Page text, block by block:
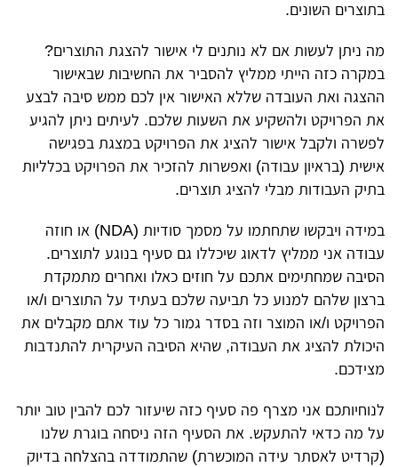
בתוצרים השונים.
מה ניתן לעשות אם לא נותנים לי אישור להצגת התוצרים?
במקרה כזה הייתי ממליץ להסביר את החשיבות שבאישור
ההצגה ואת העובדה שללא האישור אין לכם ממש סיבה לבצע
את הפרויקט ולהשקיע את השעות שלכם. לעיתים ניתן להגיע
לפשרה ולקבל אישור להציג את הפרויקט במצגת בפגישה
אישית (בראיון עבודה) ואפשרות להזכיר את הפרויקט בכלליות
בתיק העבודות מבלי להציג תוצרים.
במידה ויבקשו שתחתמו על מסמך סודיות (NDA) או חוזה
עבודה אני ממליץ לדאוג שיכללו גם סעיף בנוגע לתוצרים.
הסיבה שמחתימים אתכם על חוזים כאלו ואחרים מתמקדת
ברצון שלהם למנוע כל תביעה שלכם בעתיד על התוצרים ו/או
הפרויקט ו/או המוצר וזה בסדר גמור כל עוד אתם מקבלים את
היכולת להציג את העבודה, שהיא הסיבה העיקרית להתנדבות
מצידכם.
לנוחיותכם אני מצרף פה סעיף כזה שיעזור לכם להבין טוב יותר
על מה כדאי להתעקש. את הסעיף הזה ניסחה בוגרת שלנו
(קרדיט לאסתר עידה המוכשרת) שהתמודדה בהצלחה בדיוק